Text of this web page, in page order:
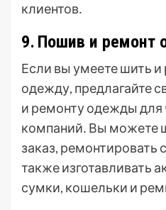
клиентов․
9․ Пошив и
Если вы умеете шить
одежду, предлагайте
и ремонту одежды для
компаний․ Вы можете
заказ, ремонтировать
также изготавливать
сумки, кошельки и